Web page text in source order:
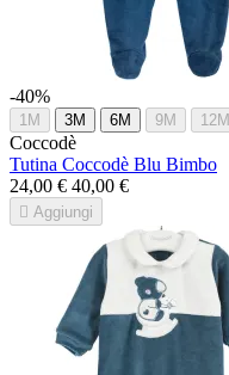
-40%
1M 3M 6M 9M 12M
Coccodè
Tutina Coccodè Blu Bimbo
24,00 € 40,00 €
 Aggiungi